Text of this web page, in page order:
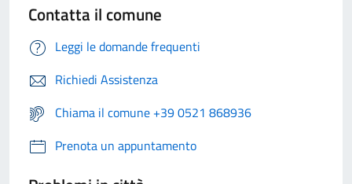
Contatta il comune
Leggi le domande frequenti
Richiedi Assistenza
Chiama il comune +39 0521 868936
Prenota un appuntamento